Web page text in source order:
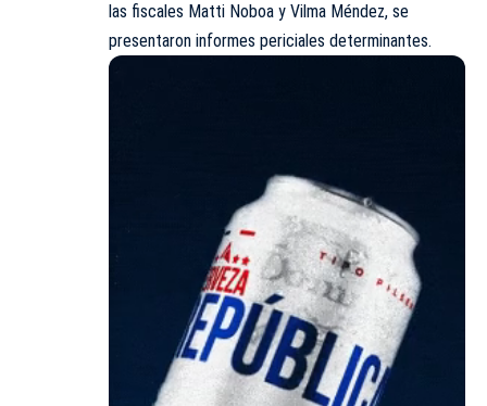
las fiscales Matti Noboa y Vilma Méndez, se
presentaron informes periciales determinantes.